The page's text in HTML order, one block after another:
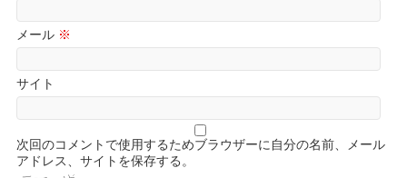
メール ※
サイト
次回のコメントで使用するためブラウザーに自分の名前、メール
アドレス、サイトを保存する。